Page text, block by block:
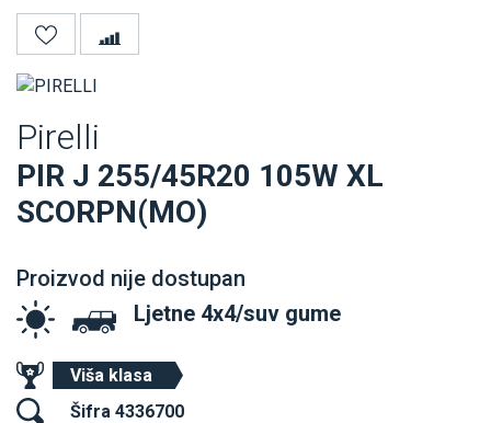
Pirelli
PIR J 255/45R20 105W XL
SCORPN(MO)
Proizvod nije dostupan
Ljetne 4x4/suv gume
Viša klasa
Šifra 4336700